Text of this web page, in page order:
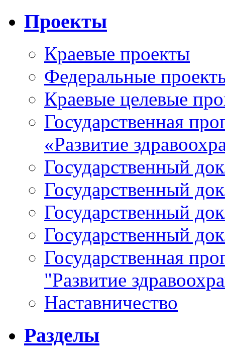
Проекты
Краевые проекты
Федеральные
Краевые целевые
Государственная
«Развитие
Государственный
Государственный
Государственный
Государственный
Государственная
"Развитие
Наставничество
Разделы